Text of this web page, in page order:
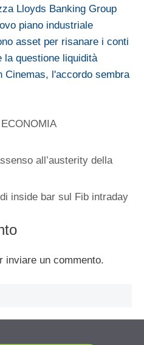
Lloyds Banking Group
piano industriale
asset per risanare i conti
la questione liquidità
Cinemas, l'accordo sembra
all’austerity della
inside bar sul Fib intraday
inviare un commento.